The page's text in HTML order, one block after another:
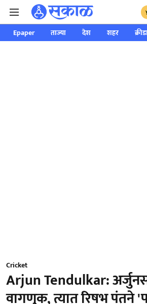
Epaper ताज्या देश शहर
Cricket
Arjun Tendulkar:
वागणुक, त्यात रिषभ पंतने